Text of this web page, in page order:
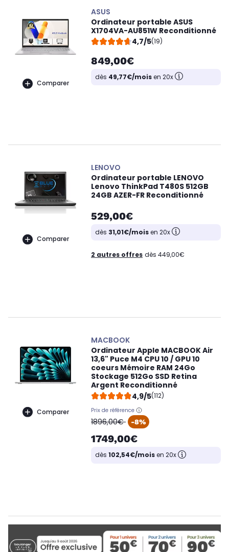
Comparer
ASUS
Ordinateur portable ASUS
X1704VA-AU851W Reconditionné
4,7/5(19)
849,00€
dès 49,77€/moisen 20x
Comparer
LENOVO
Ordinateur portable LENOVO
Lenovo ThinkPad T480S 512GB
24GB AZER-FR Reconditionné
529,00€
dès 31,01€/moisen 20x
2 autres offres dès 449,00€
Comparer
MACBOOK
Ordinateur Apple MACBOOK Air
13,6" Puce M4 CPU 10 / GPU 10
coeurs Mémoire RAM 24Go
Stockage 512Go SSD Retina
Argent Reconditionné
4,9/5(112)
Prix de référence
oldPrice
1896,00€ -8%
1749,00€
dès 102,54€/moisen 20x